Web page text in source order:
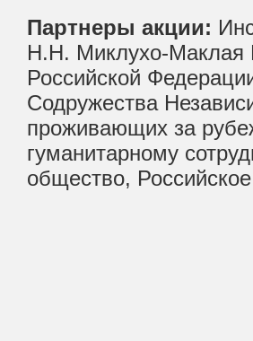
Партнеры акции:
Н.Н. Миклухо-Маклая
Российской
Содружества
проживающих за
гуманитарному
общество,